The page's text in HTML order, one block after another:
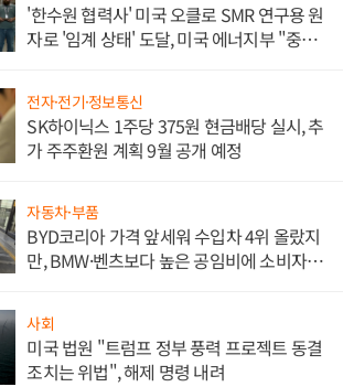
'한수원 협력사' 미국 오클로 SMR 연구용 원
자로 '임계 상태' 도달, 미국 에너지부 "중요
전자·전기·정보통신
SK하이닉스 1주당 375원 현금배당 실시, 추
가 주주환원 계획 9월 공개 예정
자동차·부품
BYD코리아 가격 앞세워 수입차 4위 올랐지
만, BMW·벤츠보다 높은 공임비에 소비자
사회
미국 법원 "트럼프 정부 풍력 프로젝트 동결
조치는 위법", 해제 명령 내려